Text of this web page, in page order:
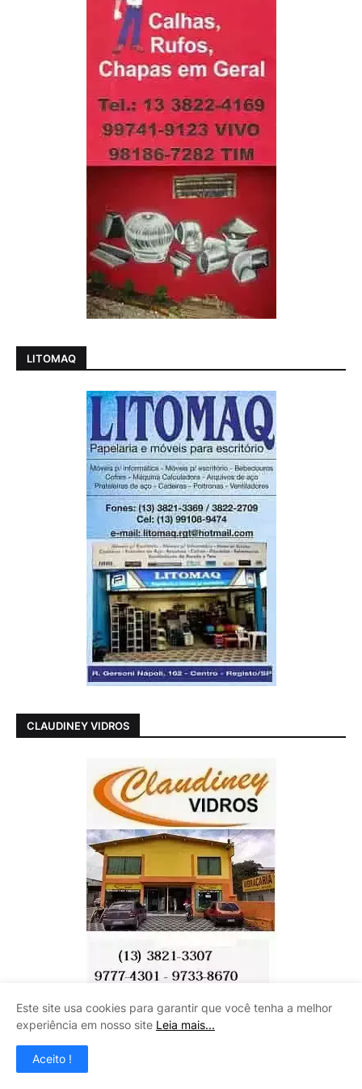
LITOMAQ
CLAUDINEY VIDROS
CENTRO AUTOMOTIVO INÁCIO
Este site usa cookies para garantir que você tenha a melhor
experiência em nosso site Leia mais...
Aceito !